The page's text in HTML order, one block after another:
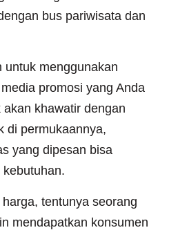
bus pariwisata dan
untuk menggunakan
promosi yang Anda
khawatir dengan
di permukaannya,
yang dipesan bisa
tentunya seorang
mendapatkan konsumen